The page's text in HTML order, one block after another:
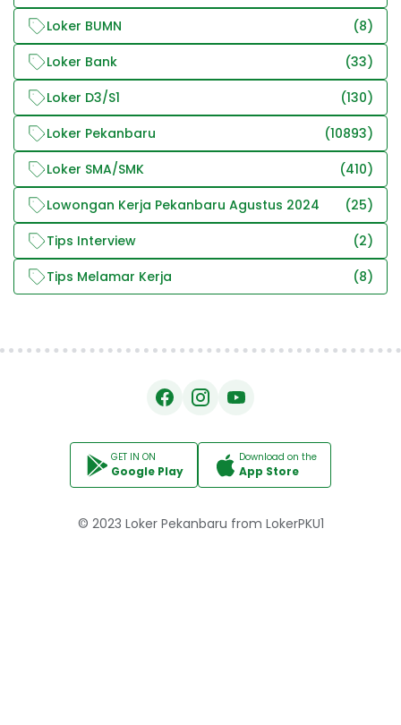
Loker BUMN
(8)
Loker Bank
(33)
Loker D3/S1
(130)
Loker Pekanbaru
(10893)
Loker SMA/SMK
(410)
Lowongan Kerja Pekanbaru Agustus 2024
(25)
Tips Interview
(2)
Tips Melamar Kerja
(8)
GET IN ON
Google Play
Download on the
App Store
© 2023 Loker Pekanbaru from LokerPKU1